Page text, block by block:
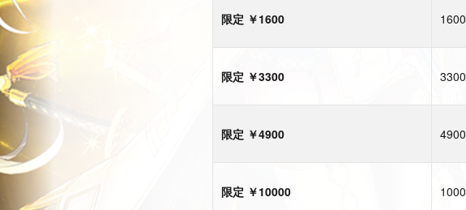
限定 ￥1600
限定 ￥3300
限定 ￥4900
限定 ￥10000